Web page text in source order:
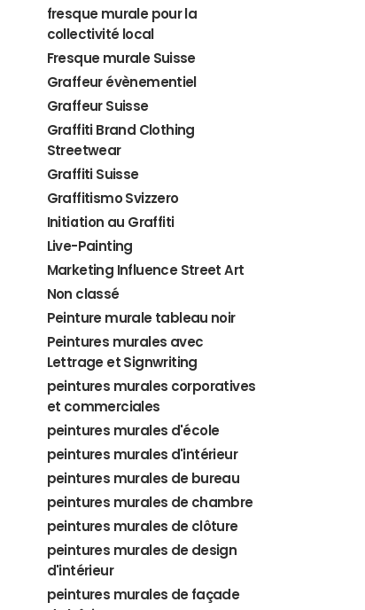
fresque murale pour la
collectivité local
Fresque murale Suisse
Graffeur évènementiel
Graffeur Suisse
Graffiti Brand Clothing
Streetwear
Graffiti Suisse
Graffitismo Svizzero
Initiation au Graffiti
Live-Painting
Marketing Influence Street Art
Non classé
Peinture murale tableau noir
Peintures murales avec
Lettrage et Signwriting
peintures murales corporatives
et commerciales
peintures murales d'école
peintures murales d'intérieur
peintures murales de bureau
peintures murales de chambre
peintures murales de clôture
peintures murales de design
d'intérieur
peintures murales de façade